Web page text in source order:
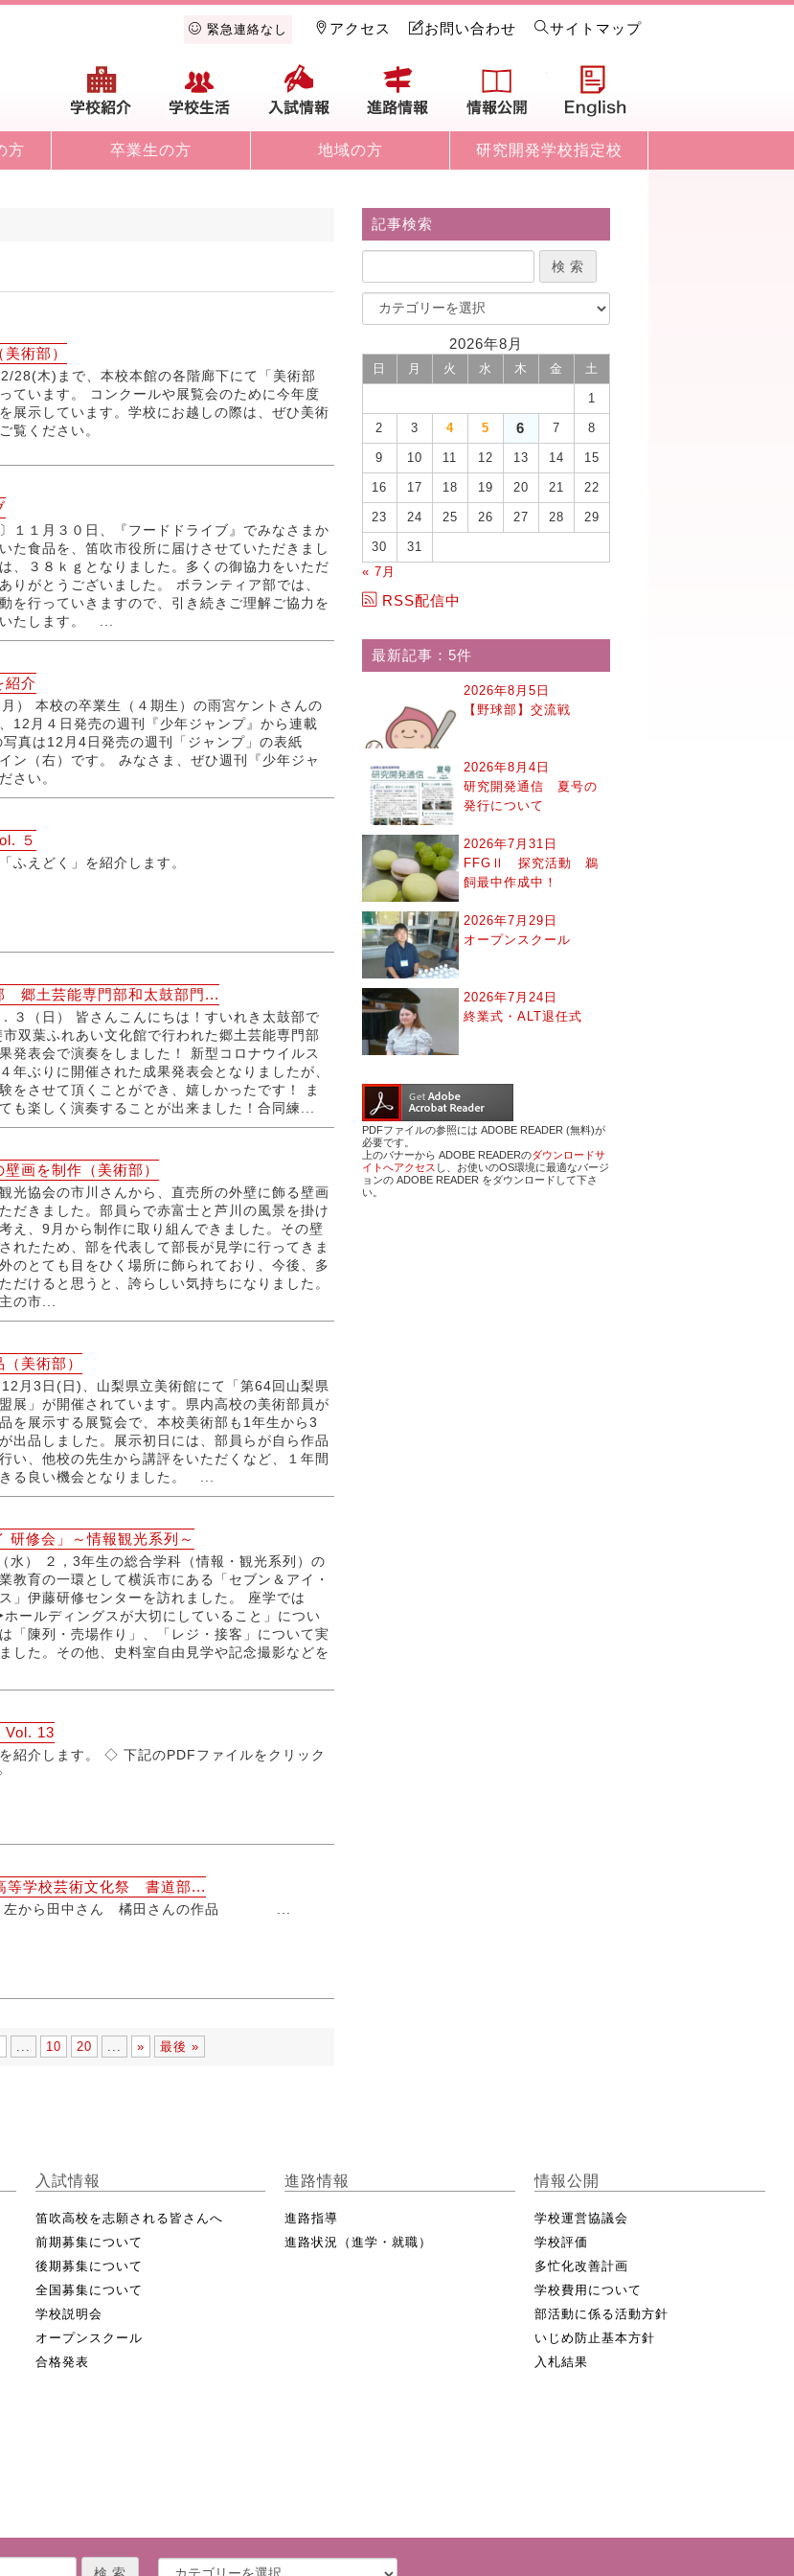
緊急連絡なし アクセス お問い合わせ サイトマップ
学校紹介 学校生活 入試情報 進路情報 情報公開
方 卒業生の方 地域の方 研究開発学校指定校
術部）
28(木)まで、本校本館の各階廊下にて「美術部
ています。 コンクールや展覧会のために今年度
展示しています。学校にお越しの際は、ぜひ美術
覧ください。
〕１１月３０日、『フードドライブ』でみなさまか
た食品を、笛吹市役所に届けさせていただきまし
、３８ｋｇとなりました。多くの御協力をいただ
りがとうございました。 ボランティア部では、
を行っていきますので、引き続きご理解ご協力を
たします。 ...
紹介
） 本校の卒業生（４期生）の雨宮ケントさんの
、12月４日発売の週刊『少年ジャンプ』から連載
真は12月4日発売の週刊「ジャンプ」の表紙
ン（右）です。 みなさま、ぜひ週刊『少年ジャ
ださい。
５
ふえどく」を紹介します。
郷土芸能専門部和太鼓部門...
３（日） 皆さんこんにちは！すいれき太鼓部で
双葉ふれあい文化館で行われた郷土芸能専門部
発表会で演奏をしました！ 新型コロナウイルス
年ぶりに開催された成果発表会となりましたが、
をさせて頂くことができ、嬉しかったです！ ま
も楽しく演奏することが出来ました！合同練...
画を制作（美術部）
光協会の市川さんから、直売所の外壁に飾る壁画
だきました。部員らで赤富士と芦川の風景を掛け
え、9月から制作に取り組んできました。その壁
れたため、部を代表して部長が見学に行ってきま
のとても目をひく場所に飾られており、今後、多
だけると思うと、誇らしい気持ちになりました。
の市...
美術部）
月3日(日)、山梨県立美術館にて「第64回山梨県
展」が開催されています。県内高校の美術部員が
を展示する展覧会で、本校美術部も1年生から3
出品しました。展示初日には、部員らが自ら作品
い、他校の先生から講評をいただくなど、１年間
る良い機会となりました。 ...
研修会」～情報観光系列～
水） ２，3年生の総合学科（情報・観光系列）の
教育の一環として横浜市にある「セブン＆アイ・
」伊藤研修センターを訪れました。 座学では
ホールディングスが大切にしていること」につい
「陳列・売場作り」、「レジ・接客」について実
した。その他、史料室自由見学や記念撮影などを
Vol. 13
を紹介します。 ◇ 下記のPDFファイルをクリック
等学校芸術文化祭 書道部...
さん 橘田さんの作品 ...
... 10 20 ... » 最後 »
記事検索
2026年8月
日 月 火 水 木 金 土
1
2 3 4 5 6 7 8
9 10 11 12 13 14 15
16 17 18 19 20 21 22
23 24 25 26 27 28 29
30
31
« 7月
RSS配信中
最新記事：5件
2026年8月5日
【野球部】交流戦
2026年8月4日
研究開発通信 夏号の
発行について
2026年7月31日
FFGⅡ 探究活動 鵜
飼最中作成中！
2026年7月29日
オープンスクール
2026年7月24日
終業式・ALT退任式
PDFファイルの参照には ADOBE READER (無料)が
必要です。
上のバナーから ADOBE READERのダウンロードサ
イトへアクセス し、お使いのOS環境に最適なバージ
ョンの ADOBE READER をダウンロードして下さ
い。
入試情報
笛吹高校を志願される皆さんへ
前期募集について
後期募集について
全国募集について
学校説明会
オープンスクール
合格発表
進路情報
進路指導
進路状況（進学・就職）
情報公開
学校運営協議会
学校評価
多忙化改善計画
学校費用について
部活動に係る活動方針
いじめ防止基本方針
入札結果